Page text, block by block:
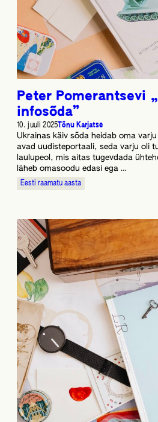
Peter Pomerantsevi
infosõda”
10. juuli 2025Tõnu Karjatse
Ukrainas käiv sõda heidab oma
avad uudisteportaali, seda varju oli
laulupeol, mis aitas tugevdada
läheb omasoodu edasi ega …
Eesti raamatu aasta